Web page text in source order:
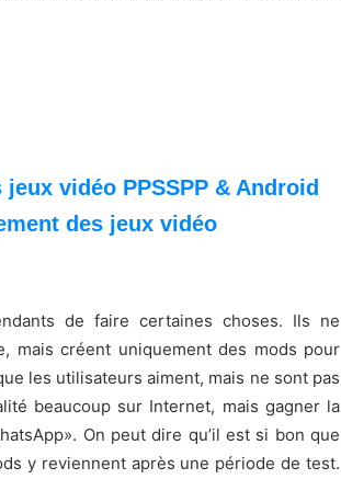
vidéo PPSSPP & Android
des jeux vidéo
de faire certaines choses. Ils ne
mais créent uniquement des mods pour
les utilisateurs aiment, mais ne sont pas
beaucoup sur Internet, mais gagner la
On peut dire qu’il est si bon que
y reviennent après une période de test.